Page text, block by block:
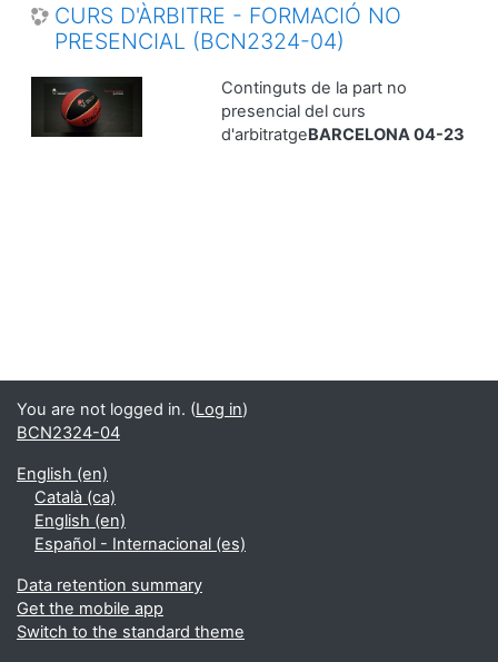
CURS D'ÀRBITRE - FORMACIÓ NO
PRESENCIAL (BCN2324-04)
Continguts de la part no
presencial del curs
d'arbitratgeBARCELONA 04-23
You are not logged in. (Log in)
BCN2324-04
English ‎(en)‎
Català ‎(ca)‎
English ‎(en)‎
Español - Internacional ‎(es)‎
Data retention summary
Get the mobile app
Switch to the standard theme